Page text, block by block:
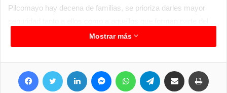
Pilcomayo hay decena de familias, se prioriza darles mayor
Mostrar más